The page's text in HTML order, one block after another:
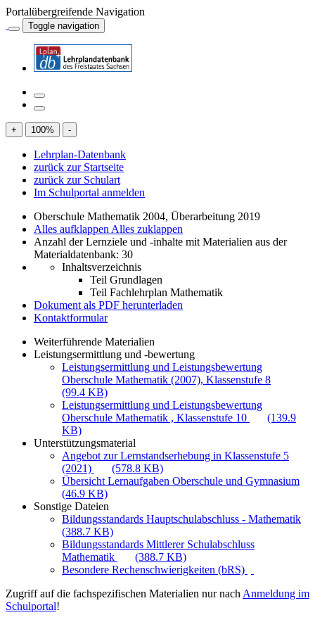
Portalübergreifende Navigation
Toggle navigation
+ 100% -
Lehrplan-Datenbank
zurück zur Startseite
zurück zur Schulart
Im Schulportal anmelden
Oberschule Mathematik 2004, Überarbeitung 2019
Alles aufklappen Alles zuklappen
Anzahl der Lernziele und -inhalte mit Materialien aus der
Materialdatenbank: 30
Inhaltsverzeichnis
Teil Grundlagen
Teil Fachlehrplan Mathematik
Dokument als PDF herunterladen
Kontaktformular
Weiterführende Materialien
Leistungsermittlung und -bewertung
Leistungsermittlung und Leistungsbewertung
Oberschule Mathematik (2007), Klassenstufe 8
(99.4 KB)
Leistungsermittlung und Leistungsbewertung
Oberschule Mathematik , Klassenstufe 10
(139.9
KB)
Unterstützungsmaterial
Angebot zur Lernstandserhebung in Klassenstufe 5
(2021)
(578.8 KB)
Übersicht Lernaufgaben Oberschule und Gymnasium
(46.9 KB)
Sonstige Dateien
Bildungsstandards Hauptschulabschluss - Mathematik
(388.7 KB)
Bildungsstandards Mittlerer Schulabschluss
Mathematik
(388.7 KB)
Besondere Rechenschwierigkeiten (bRS)
Zugriff auf die fachspezifischen Materialien nur nach Anmeldung im
Schulportal!